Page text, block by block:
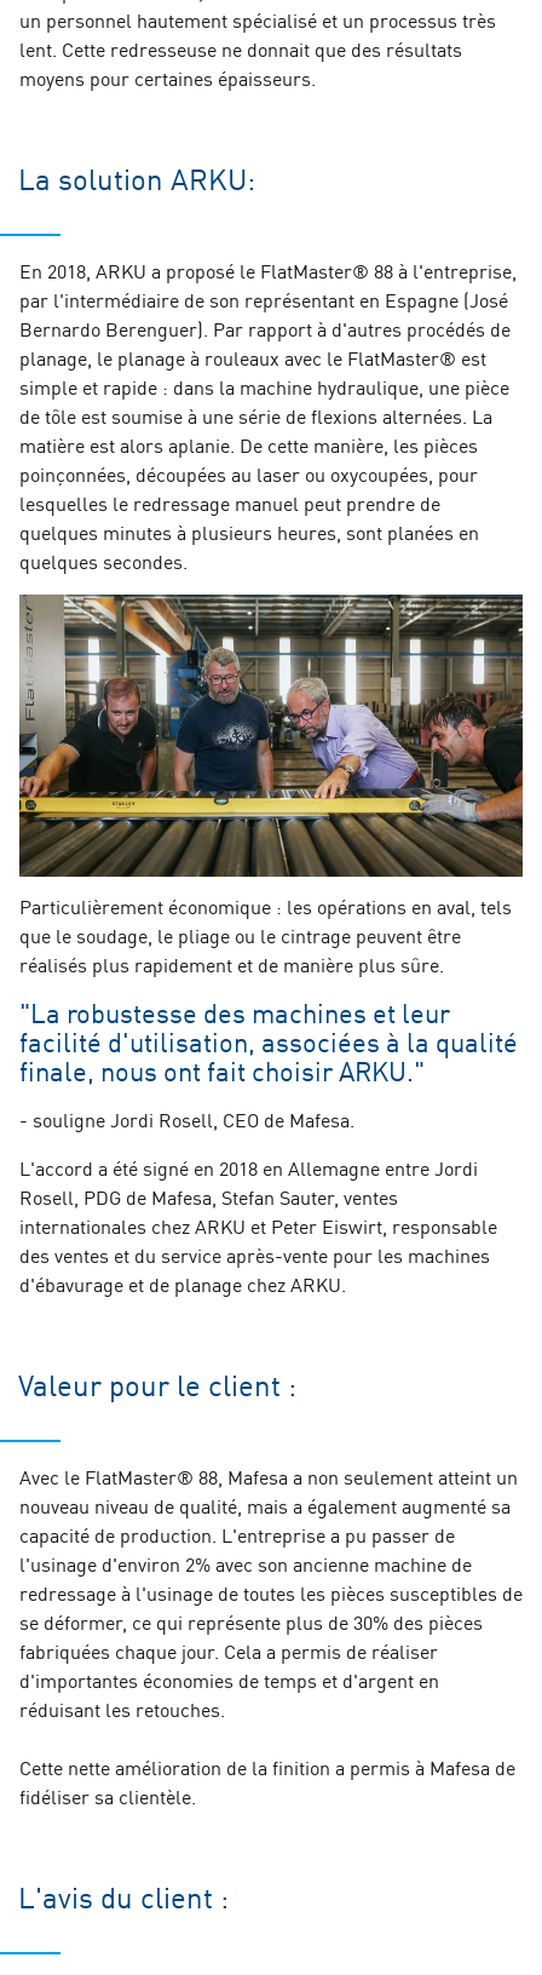
un personnel hautement spécialisé et un processus très
lent. Cette redresseuse ne donnait que des résultats
moyens pour certaines épaisseurs.
La solution ARKU:
En 2018, ARKU a proposé le FlatMaster® 88 à l'entreprise,
par l'intermédiaire de son représentant en Espagne (José
Bernardo Berenguer). Par rapport à d'autres procédés de
planage, le planage à rouleaux avec le FlatMaster® est
simple et rapide : dans la machine hydraulique, une pièce
de tôle est soumise à une série de flexions alternées. La
matière est alors aplanie. De cette manière, les pièces
poinçonnées, découpées au laser ou oxycoupées, pour
lesquelles le redressage manuel peut prendre de
quelques minutes à plusieurs heures, sont planées en
quelques secondes.
Particulièrement économique : les opérations en aval, tels
que le soudage, le pliage ou le cintrage peuvent être
réalisés plus rapidement et de manière plus sûre.
"La robustesse des machines et leur
facilité d'utilisation, associées à la qualité
finale, nous ont fait choisir ARKU."
- souligne Jordi Rosell, CEO de Mafesa.
L'accord a été signé en 2018 en Allemagne entre Jordi
Rosell, PDG de Mafesa, Stefan Sauter, ventes
internationales chez ARKU et Peter Eiswirt, responsable
des ventes et du service après-vente pour les machines
d'ébavurage et de planage chez ARKU.
Valeur pour le client :
Avec le FlatMaster® 88, Mafesa a non seulement atteint un
nouveau niveau de qualité, mais a également augmenté sa
capacité de production. L'entreprise a pu passer de
l'usinage d'environ 2% avec son ancienne machine de
redressage à l'usinage de toutes les pièces susceptibles de
se déformer, ce qui représente plus de 30% des pièces
fabriquées chaque jour. Cela a permis de réaliser
d'importantes économies de temps et d'argent en
réduisant les retouches.
Cette nette amélioration de la finition a permis à Mafesa de
fidéliser sa clientèle.
L'avis du client :